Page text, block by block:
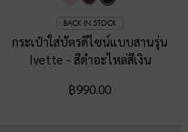
BACK IN STOCK
กระเป๋าใส่บัตรดีไซน์แบบสานรุ่น
Ivette - สีดำอะไหล่สีเงิน
฿990.00